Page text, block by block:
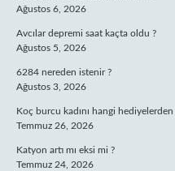
Ağustos 6, 2026
Avcılar depremi saat kaçta oldu ?
Ağustos 5, 2026
6284 nereden istenir ?
Ağustos 3, 2026
Koç burcu kadını hangi hediyelerden
Temmuz 26, 2026
Katyon artı mı eksi mi ?
Temmuz 24, 2026